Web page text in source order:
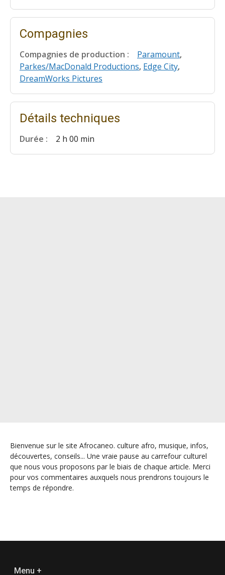
Compagnies
Compagnies de production : Paramount,
Parkes/MacDonald Productions, Edge City,
DreamWorks Pictures
Détails techniques
Durée : 2 h 00 min
Bienvenue sur le site Afrocaneo. culture afro, musique, infos,
découvertes, conseils... Une vraie pause au carrefour culturel
que nous vous proposons par le biais de chaque article. Merci
pour vos commentaires auxquels nous prendrons toujours le
temps de répondre.
Menu +